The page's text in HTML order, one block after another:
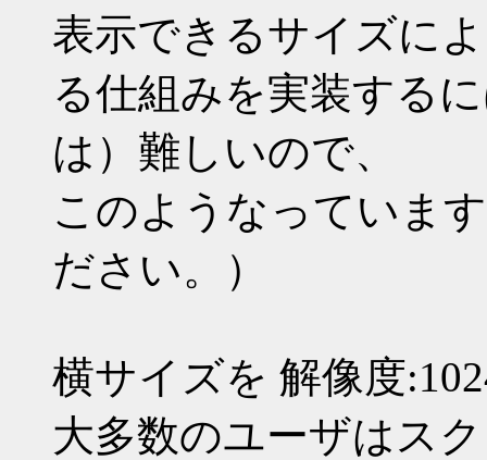
表示できるサイズに
る仕組みを実装する
は）難しいので、
このようなっていま
ださい。）
横サイズを 解像度
大多数のユーザはス